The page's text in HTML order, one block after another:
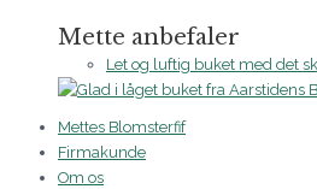
Mette anbefaler
Let og luftig buket med det
Mettes Blomsterfif
Firmakunde
Om os